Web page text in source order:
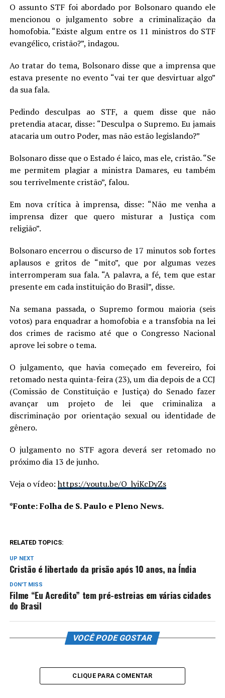
O assunto STF foi abordado por Bolsonaro quando ele
mencionou o julgamento sobre a criminalização da
homofobia. “Existe algum entre os 11 ministros do STF
evangélico, cristão?”, indagou.
Ao tratar do tema, Bolsonaro disse que a imprensa que
estava presente no evento “vai ter que desvirtuar algo”
da sua fala.
Pedindo desculpas ao STF, a quem disse que não
pretendia atacar, disse: “Desculpa o Supremo. Eu jamais
atacaria um outro Poder, mas não estão legislando?”
Bolsonaro disse que o Estado é laico, mas ele, cristão. “Se
me permitem plagiar a ministra Damares, eu também
sou terrivelmente cristão”, falou.
Em nova crítica à imprensa, disse: “Não me venha a
imprensa dizer que quero misturar a Justiça com
religião”.
Bolsonaro encerrou o discurso de 17 minutos sob fortes
aplausos e gritos de “mito”, que por algumas vezes
interromperam sua fala. “A palavra, a fé, tem que estar
presente em cada instituição do Brasil”, disse.
Na semana passada, o Supremo formou maioria (seis
votos) para enquadrar a homofobia e a transfobia na lei
dos crimes de racismo até que o Congresso Nacional
aprove lei sobre o tema.
O julgamento, que havia começado em fevereiro, foi
retomado nesta quinta-feira (23), um dia depois de a CCJ
(Comissão de Constituição e Justiça) do Senado fazer
avançar um projeto de lei que criminaliza a
discriminação por orientação sexual ou identidade de
gênero.
O julgamento no STF agora deverá ser retomado no
próximo dia 13 de junho.
Veja o vídeo:https://youtu.be/O_lyiKcDyZs
*Fonte: Folha de S. Paulo e Pleno News.
RELATED TOPICS:
UP NEXT
Cristão é libertado da prisão após 10 anos, na Índia
DON'T MISS
Filme “Eu Acredito” tem pré-estreias em várias cidades
do Brasil
VOCÊ PODE GOSTAR
CLIQUE PARA COMENTAR